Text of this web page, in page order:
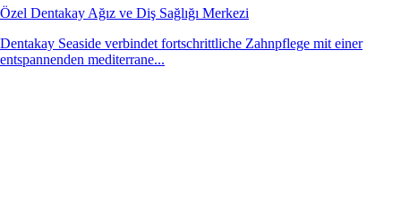
Özel Dentakay Ağız ve Diş Sağlığı Merkezi
Dentakay Seaside verbindet fortschrittliche Zahnpflege mit einer
entspannenden mediterrane...